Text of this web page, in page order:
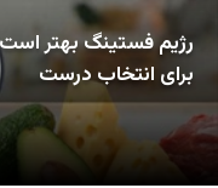
رژیم فستینگ بهتر
برای انتخاب درست